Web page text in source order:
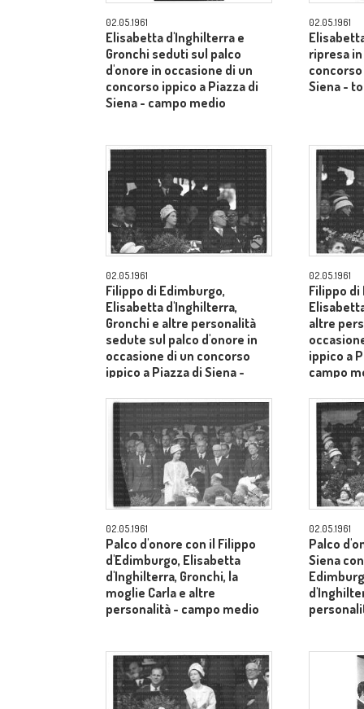
02.05.1961
Elisabetta d'Inghilterra e
Gronchi seduti sul palco
d'onore in occasione di un
concorso ippico a Piazza di
Siena - campo medio
02.05.1961
ripresa
Siena -
02.05.1961
Filippo di Edimburgo,
Elisabetta d'Inghilterra,
Gronchi e altre personalità
sedute sul palco d'onore in
occasione di un concorso
ippico a Piazza di Siena -
02.05.1961
Filippo di
altre
ippico a
campo
02.05.1961
Palco d'onore con il Filippo
d'Edimburgo, Elisabetta
d'Inghilterra, Gronchi, la
moglie Carla e altre
personalità - campo medio
02.05.1961
Palco
Siena